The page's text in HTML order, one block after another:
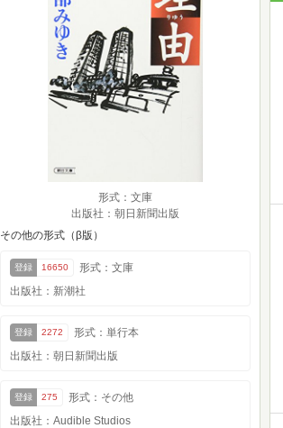
形式：文庫
出版社：朝日新聞出版
その他の形式（β版）
登録 16650
形式：文庫
出版社：新潮社
登録 2272
形式：単行本
出版社：朝日新聞出版
登録 275
形式：その他
出版社：Audible Studios